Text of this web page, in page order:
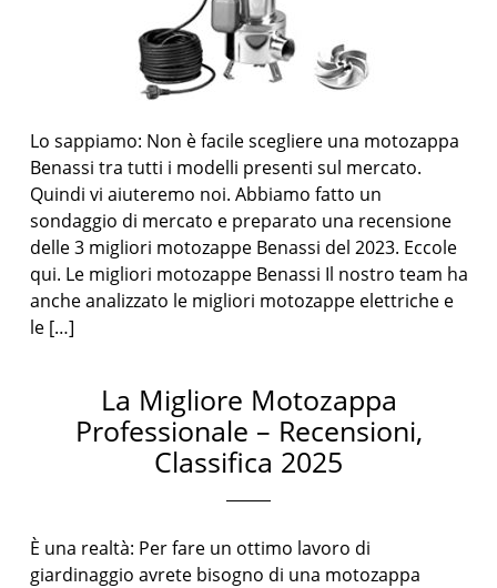
Lo sappiamo: Non è facile scegliere una motozappa
Benassi tra tutti i modelli presenti sul mercato.
Quindi vi aiuteremo noi. Abbiamo fatto un
sondaggio di mercato e preparato una recensione
delle 3 migliori motozappe Benassi del 2023. Eccole
qui. Le migliori motozappe Benassi Il nostro team ha
anche analizzato le migliori motozappe elettriche e
le […]
La Migliore Motozappa
Professionale – Recensioni,
Classifica 2025
È una realtà: Per fare un ottimo lavoro di
giardinaggio avrete bisogno di una motozappa